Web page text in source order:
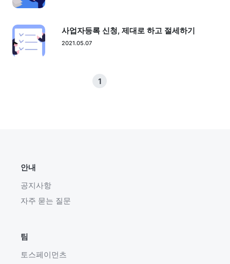
사업자등록 신청, 제대로 하고 절세하기
2021.05.07
1
안내
공지사항
자주 묻는 질문
팀
토스페이먼츠